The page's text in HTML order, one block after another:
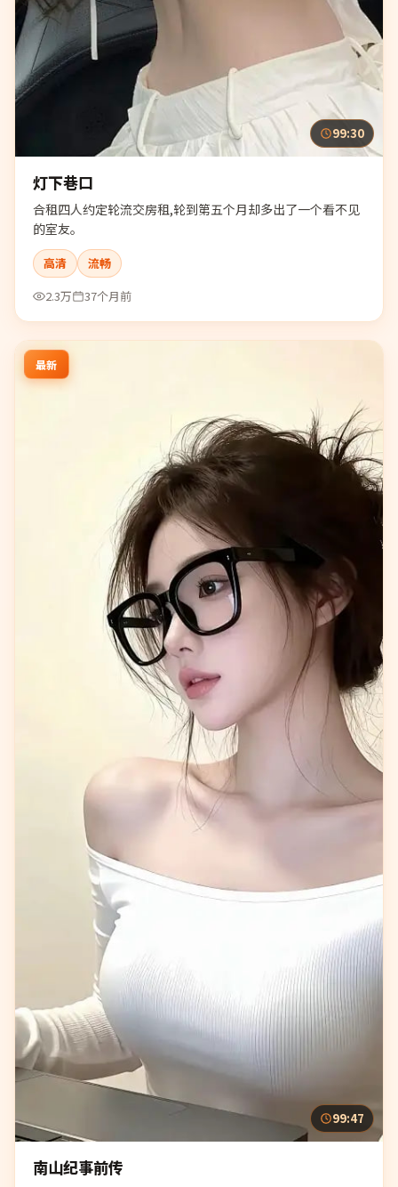
99:30
灯下巷口
合租四人约定轮流交房租,轮到第五个月却多出了一个看不见
的室友。
高清
流畅
2.3万
37个月前
最新
99:47
南山纪事前传